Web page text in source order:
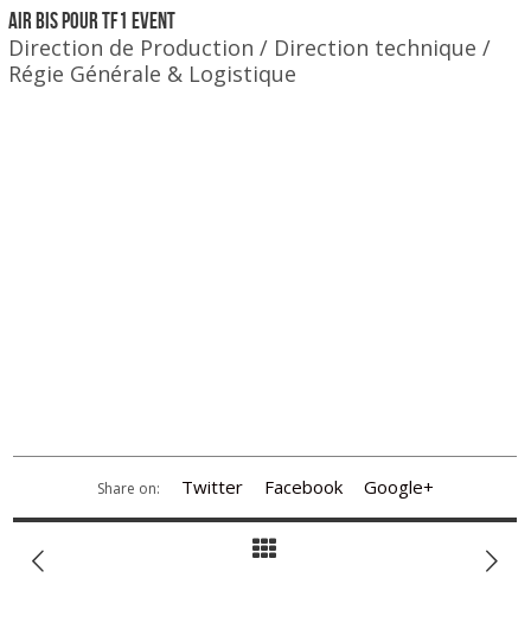
AIR BIS POUR TF1 EVENT
Direction de Production / Direction technique /
Régie Générale & Logistique
Share on: Twitter Facebook Google+